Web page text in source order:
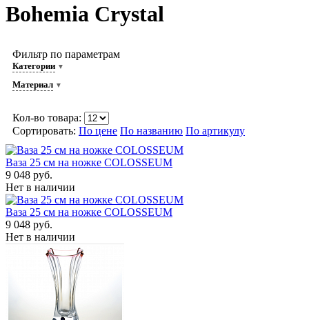
Bohemia Crystal
Фильтр по параметрам
Категории
Материал
Кол-во товара:
Сортировать: По цене По названию По артикулу
Ваза 25 см на ножке COLOSSEUM
9 048 руб.
Нет в наличии
Ваза 25 см на ножке COLOSSEUM
9 048 руб.
Нет в наличии